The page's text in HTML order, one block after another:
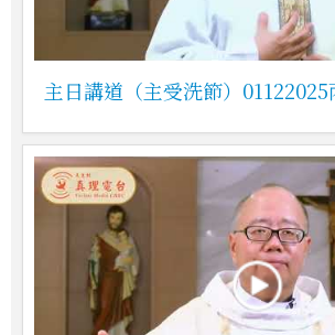
主日講道（主受洗節）01122025